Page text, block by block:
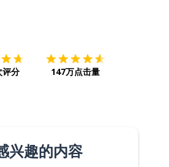
评分 147万点击量
兴趣的内容